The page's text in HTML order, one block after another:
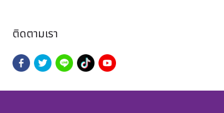
ติดตามเรา